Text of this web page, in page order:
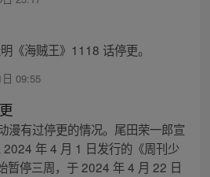
《海贼王》1118 话停更。
09:55
漫有过停更的情况。尾田荣一郎宣
年 4 月 1 日发行的《周刊少
暂停三周，于 2024 年 4 月 22 日